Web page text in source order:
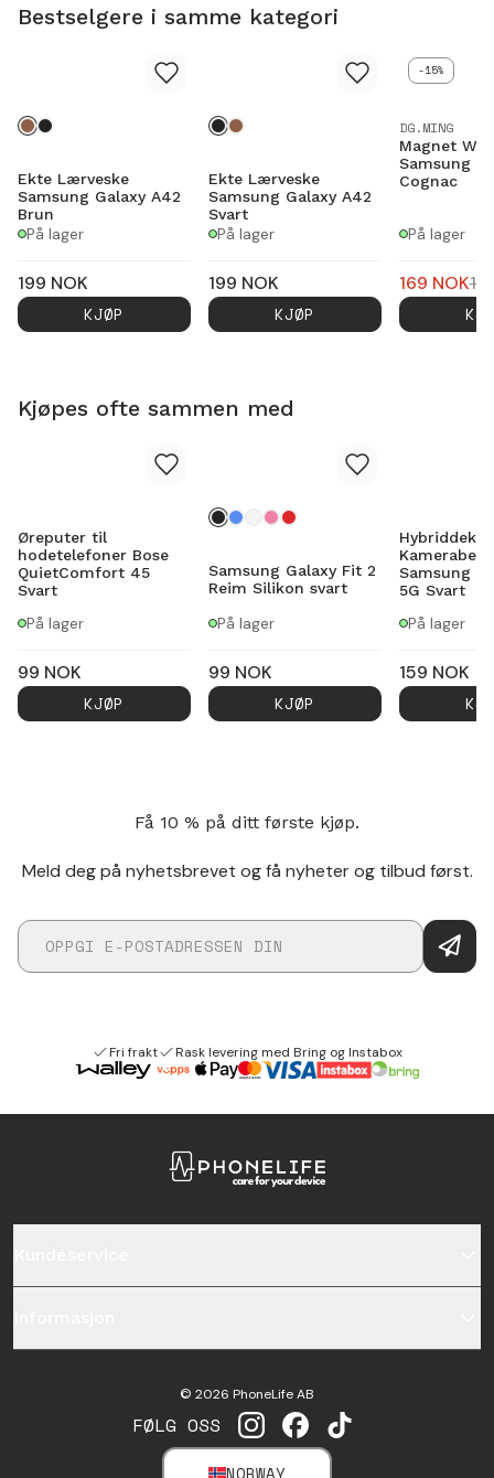
Bestselgere i samme kategori
Ekte Lærveske
Samsung Galaxy A42
Brun
På lager
199 NOK
KJØP
Ekte Lærveske
Samsung Galaxy A42
Svart
På lager
199 NOK
KJØP
-15%
DG.MING
Magnet
Samsung
Cognac
På lager
169 NOK
Kjøpes ofte sammen med
Øreputer til
hodetelefoner Bose
QuietComfort 45
Svart
På lager
99 NOK
KJØP
Samsung Galaxy Fit 2
Reim Silikon svart
På lager
99 NOK
KJØP
Samsung
5G Svart
På lager
159 NOK
Få 10 % på ditt første kjøp.
Meld deg på nyhetsbrevet og få nyheter og tilbud først.
Fri frakt Rask levering med Bring og Instabox
FØLG OSS INSTAGRAM
FACEBOOKTIKTOK
NORWAY
© 2026 PhoneLife AB